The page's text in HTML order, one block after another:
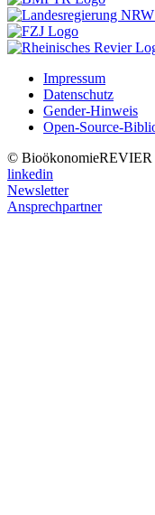
Impressum
Datenschutz
Gender-Hinweis
Open-Source-
© BioökonomieREVIER
linkedin
Newsletter
Ansprechpartner